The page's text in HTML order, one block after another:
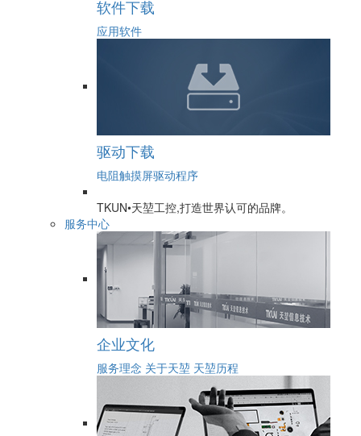
软件下载
应用软件
驱动下载
电阻触摸屏驱动程序
TKUN•天堃工控,打造世界认可的品牌。
服务中心
企业文化
服务理念 关于天堃 天堃历程